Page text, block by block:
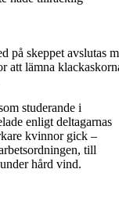
på skeppet avslutas
att lämna
studerande i
enligt deltagarnas
kvinnor gick –
till
hård vind.